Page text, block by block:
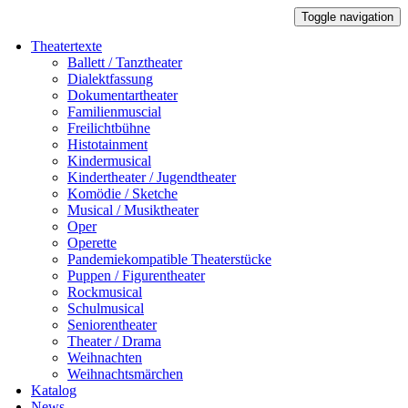
Toggle navigation
Theatertexte
Ballett / Tanztheater
Dialektfassung
Dokumentartheater
Familienmuscial
Freilichtbühne
Histotainment
Kindermusical
Kindertheater / Jugendtheater
Komödie / Sketche
Musical / Musiktheater
Oper
Operette
Pandemiekompatible Theaterstücke
Puppen / Figurentheater
Rockmusical
Schulmusical
Seniorentheater
Theater / Drama
Weihnachten
Weihnachtsmärchen
Katalog